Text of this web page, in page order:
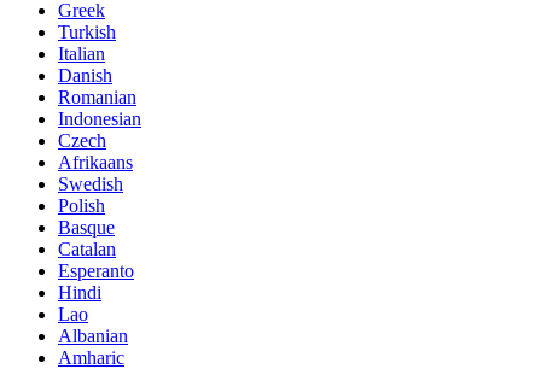
Greek
Turkish
Italian
Danish
Romanian
Indonesian
Czech
Afrikaans
Swedish
Polish
Basque
Catalan
Esperanto
Hindi
Lao
Albanian
Amharic